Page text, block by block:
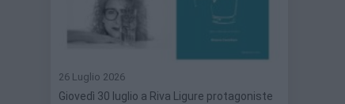
26 Luglio 2026
Giovedì 30 luglio a Riva Ligure protagoniste